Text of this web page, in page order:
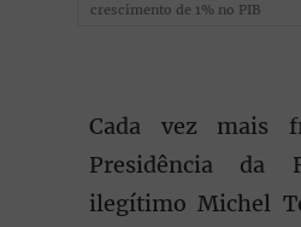
crescimento de 1% no PIB
Cada vez mais
Presidência da
ilegítimo Michel